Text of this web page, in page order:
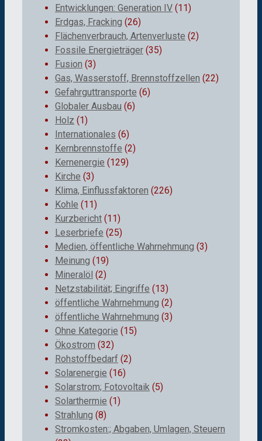
Entwicklungen: Generation IV (11)
Erdgas, Fracking (26)
Flächenverbrauch, Artenverluste (2)
Fossile Energieträger (35)
Fusion (3)
Gas, Wasserstoff, Brennstoffzellen (22)
Gefahrguttransporte (6)
Globaler Ausbau (6)
Holz (1)
Internationales (6)
Kernbrennstoffe (2)
Kernenergie (129)
Kirche (3)
Klima, Einflussfaktoren (226)
Kohle (11)
Kurzbericht (11)
Leserbriefe (25)
Medien, öffentliche Wahrnehmung (3)
Meinung (19)
Mineralöl (2)
Netzstabilität; Eingriffe (13)
öffentliche Wahrnehmung (2)
öffentliche Wahrnehmung (3)
Ohne Kategorie (15)
Ökostrom (32)
Rohstoffbedarf (2)
Solarenergie (16)
Solarstrom; Fotovoltaik (5)
Solarthermie (1)
Strahlung (8)
Stromkosten:; Abgaben, Umlagen, Steuern